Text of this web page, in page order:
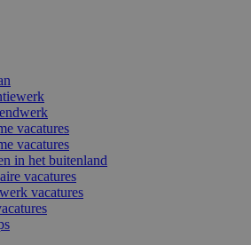
vacatures
vacatures
in het buitenland
vacatures
vacatures